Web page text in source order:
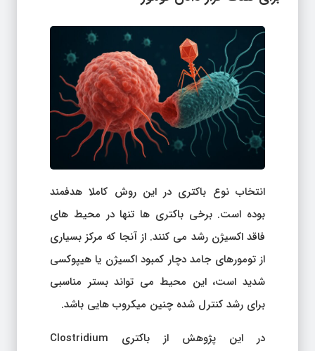
انتخاب نوع باکتری در این روش کاملا هدفمند
بوده است. برخی باکتری ها تنها در محیط های
فاقد اکسیژن رشد می کنند. از آنجا که مرکز بسیاری
از تومورهای جامد دچار کمبود اکسیژن یا هیپوکسی
شدید است، این محیط می تواند بستر مناسبی
برای رشد کنترل شده چنین میکروب هایی باشد.
در این پژوهش از باکتری Clostridium